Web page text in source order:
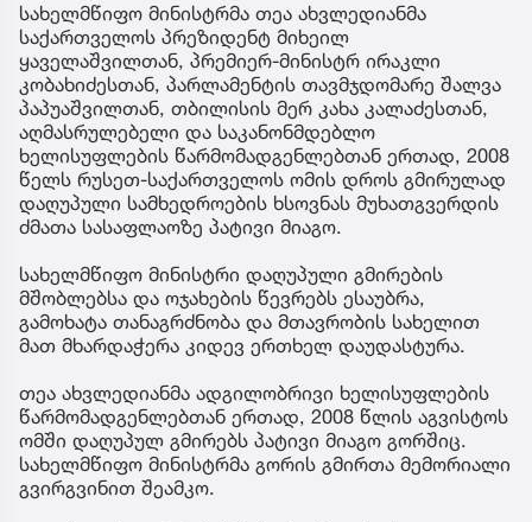
სახელმწიფო მინისტრმა თეა ახვლედიანმა
საქართველოს პრეზიდენტ მიხეილ
ყაველაშვილთან, პრემიერ-მინისტრ ირაკლი
კობახიძესთან, პარლამენტის თავმჯდომარე შალვა
პაპუაშვილთან, თბილისის მერ კახა კალაძესთან,
აღმასრულებელი და საკანონმდებლო
ხელისუფლების წარმომადგენლებთან ერთად, 2008
წელს რუსეთ-საქართველოს ომის დროს გმირულად
დაღუპული სამხედროების ხსოვნას მუხათგვერდის
ძმათა სასაფლაოზე პატივი მიაგო.
სახელმწიფო მინისტრი დაღუპული გმირების
მშობლებსა და ოჯახების წევრებს ესაუბრა,
გამოხატა თანაგრძნობა და მთავრობის სახელით
მათ მხარდაჭერა კიდევ ერთხელ დაუდასტურა.
თეა ახვლედიანმა ადგილობრივი ხელისუფლების
წარმომადგენლებთან ერთად, 2008 წლის აგვისტოს
ომში დაღუპულ გმირებს პატივი მიაგო გორშიც.
სახელმწიფო მინისტრმა გორის გმირთა მემორიალი
გვირგვინით შეამკო.